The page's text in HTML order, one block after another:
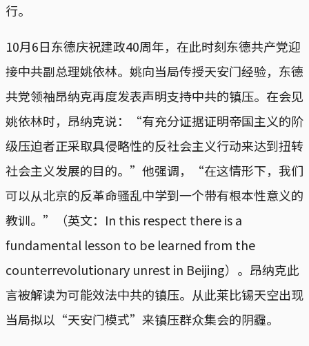
行。
10月6日东德庆祝建政40周年，在此时刻东德共产党迎
接中共副总理姚依林。姚向当局传授天安门经验，东德
共党领袖昂纳克再度发表声明支持中共的镇压。在会见
姚依林时，昂纳克说：“有充分证据证明帝国主义的阶
级压迫者正采取具侵略性的反社会主义行动来达到扭转
社会主义发展的目的。”他强调，“在这情形下，我们
可以从北京的反革命骚乱中学到一个带有根本性意义的
教训。”（英文：In this respect there is a
fundamental lesson to be learned from the
counterrevolutionary unrest in Beijing）。昂纳克此
言被解读为可能效法中共的镇压。从此莱比锡天空出现
当局拟以“天安门模式”来镇压群众集会的阴霾。